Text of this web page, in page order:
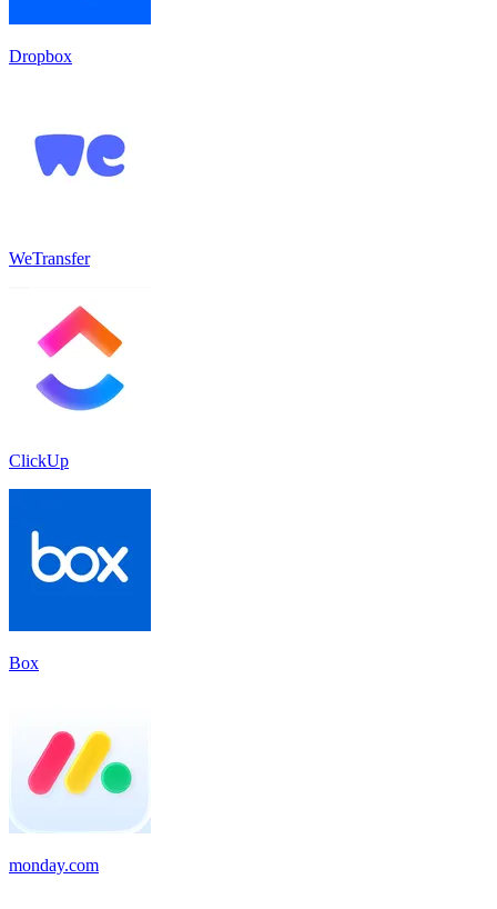
Dropbox
WeTransfer
ClickUp
Box
monday.com